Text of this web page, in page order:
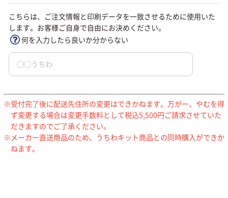
こちらは、ご注文情報と印刷データを一致させるために使用いた
します。お客様ご自身で自由にお決めください。
何を入力したら良いか分からない
受付完了後に配送先住所の変更はできかねます。万が一、やむを得
ず変更する場合は変更手数料として税込5,500円ご請求させていた
だきますのでご了承ください。
メーカー直送商品のため、うちわキット商品との同時購入ができか
ねます。